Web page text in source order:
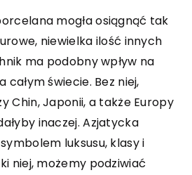
mogła osiągnąć tak
niewielka ilość innych
ma podobny wpływ na
całym świecie. Bez niej,
Chin, Japonii, a także Europy
inaczej. Azjatycka
luksusu, klasy i
niej, możemy podziwiać